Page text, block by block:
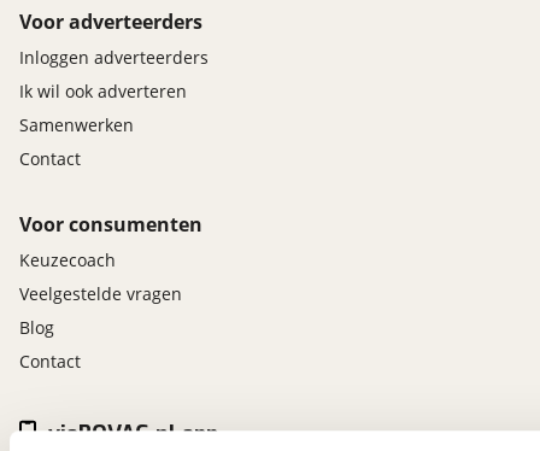
Voor adverteerders
Inloggen adverteerders
Ik wil ook adverteren
Samenwerken
Contact
Voor consumenten
Keuzecoach
Veelgestelde vragen
Blog
Contact
viaBOVAG.nl app